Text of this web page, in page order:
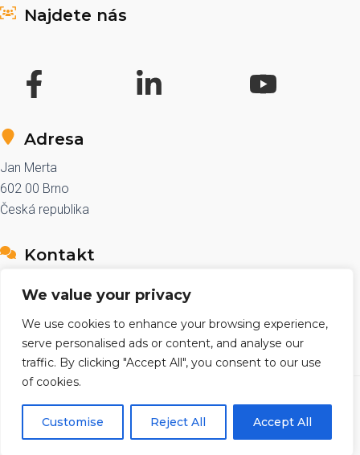
We value your privacy
We use cookies to enhance your browsing experience,
serve personalised ads or content, and analyse our
traffic. By clicking "Accept All", you consent to our use
of cookies.
Customise Reject All Accept All
Najdete nás
Adresa
Jan Merta
602 00 Brno
Česká republika
Kontakt
telefon: +420 776 590 361